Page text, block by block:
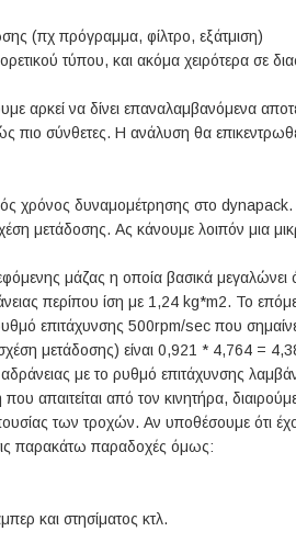
(πχ πρόγραμμα, φίλτρο, εξάτμιση)
τύπου, και ακόμα χειρότερα σε
αρκεί να δίνει επαναλαμβανόμενα
πιο σύνθετες. Η ανάλυση θα
χρόνος δυναμομέτρησης στο
μετάδοσης. Ας κάνουμε λοιπόν μια
μάζας η οποία βασικά
περίπου ίση με 1,24 kg*m2. Το
επιτάχυνσης 500rpm/sec που
μετάδοσης) είναι 0,921 * 4,764 =
με το ρυθμό επιτάχυνσης
απαιτείται από τον κινητήρα,
των τροχών. Αν υποθέσουμε ότι
παρακάτω παραδοχές όμως:
και στησίματος κτλ.